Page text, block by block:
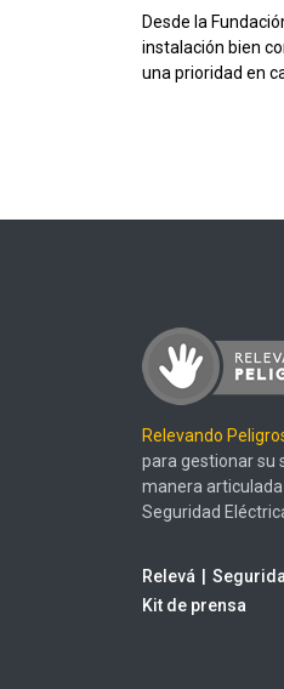
Desde la
instalación bien
una prioridad en
Relevando
para gestionar su
manera
Seguridad
Relevá
Kit de prensa